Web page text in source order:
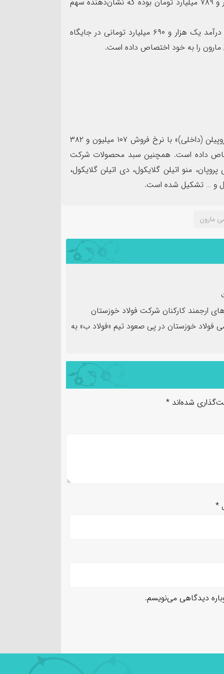
پس از «اتیلن (داخلی)»، محصول «پلی پروپیلن (داخلی)» با درآمد یک هزار و ۶۹۰ میلیارد تومانی در جایگاه
از سوی دیگر، در میان محصولات پتروشیمی مارون، «پلی پروپیلن (داخلی)» با نرخ فروش ۱۰۷ میلیون و ۳۸۲
داده است. همچنین سبد محصولات شرکت
منو اتیلن گلایکول، دی اتیلن گلایکول،
و … تشکیل شده است.
مارون
ارجمند کارکنان شرکت فولاد خوزستان
فولاد خوزستان در پی صعود تیم «فولاد ب» به
شده‌اند *
*
دیدگاهی می‌نویسم.